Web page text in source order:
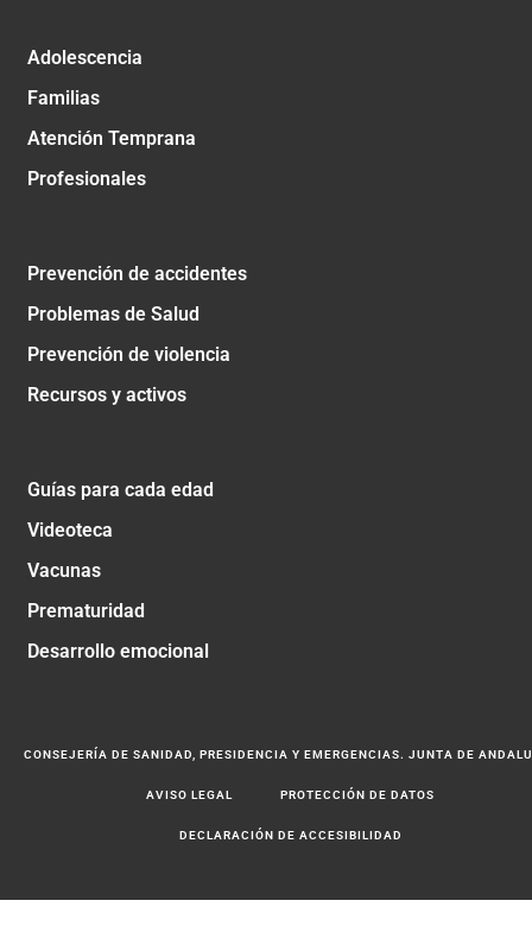
Adolescencia
Familias
Atención Temprana
Profesionales
Prevención de accidentes
Problemas de Salud
Prevención de violencia
Recursos y activos
Guías para cada edad
Videoteca
Vacunas
Prematuridad
Desarrollo emocional
CONSEJERÍA DE SANIDAD, PRESIDENCIA Y EMERGENCIAS. JUNTA DE
AVISO LEGAL PROTECCIÓN DE DATOS
DECLARACIÓN DE ACCESIBILIDAD